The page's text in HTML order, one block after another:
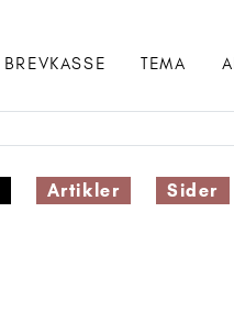
BREVKASSE TEMA
Artikler
Sider